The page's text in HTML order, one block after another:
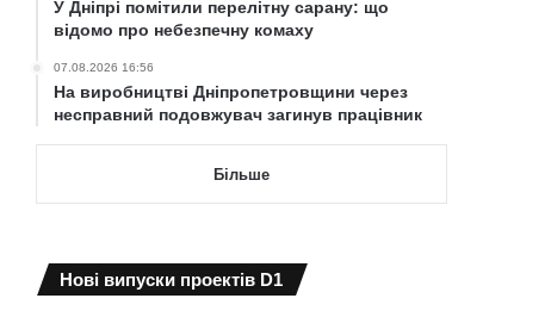
У Дніпрі помітили перелітну сарану: що
відомо про небезпечну комаху
07.08.2026 16:56
На виробництві Дніпропетровщини через
несправний подовжувач загинув працівник
Більше
Нові випуски проектів D1